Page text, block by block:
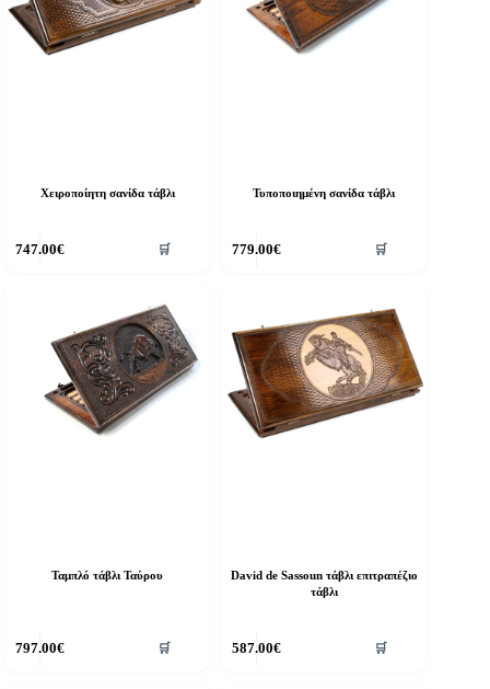
Χειροποίητη σανίδα τάβλι
747.00€ 🛒
Τυποποιημένη σανίδα τάβλι
779.00€ 🛒
Ταμπλό τάβλι Ταύρου
797.00€ 🛒
David de Sassoun τάβλι επιτραπέζιο
τάβλι
587.00€ 🛒